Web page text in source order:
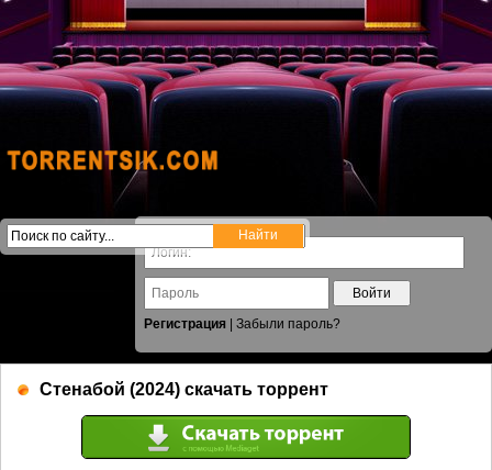
Войти
Регистрация
Забыли пароль?
Стенабой (2024) скачать торрент